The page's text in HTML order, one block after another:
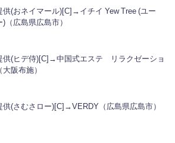
おネイマール)[C]→イチイ Yew Tree (ユー
)（広島県広島市）
供(ヒデ侍)[C]→中国式エステ リラクゼーショ
大阪布施）
供(さむさロー)[C]→VERDY（広島県広島市）